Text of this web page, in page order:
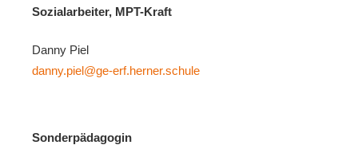
Sozialarbeiter, MPT-Kraft
Danny Piel
danny.piel@ge-erf.herner.schule
Sonderpädagogin